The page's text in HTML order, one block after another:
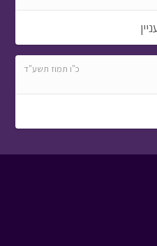
כ"ו תמוז תשע"ד